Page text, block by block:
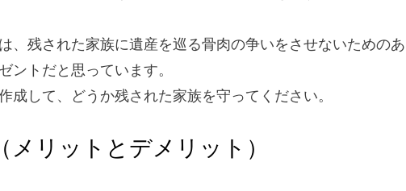
、残された家族に遺産を巡る骨肉の争いをさせないためのあ
ントだと思っています。
成して、どうか残された家族を守ってください。
メリットとデメリット）